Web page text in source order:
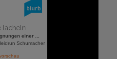
lächeln ...
einer ...
Schumacher